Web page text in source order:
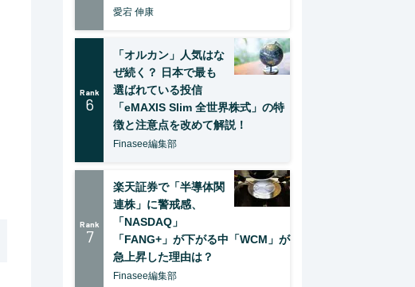
愛宕 伸康
Rank
6
「オルカン」人気はな
ぜ続く？ 日本で最も
選ばれている投信
「eMAXIS Slim 全世界株式」の特
徴と注意点を改めて解説！
Finasee編集部
Rank
7
楽天証券で「半導体関
連株」に警戒感、
「NASDAQ」
「FANG+」が下がる中「WCM」が
急上昇した理由は？
Finasee編集部